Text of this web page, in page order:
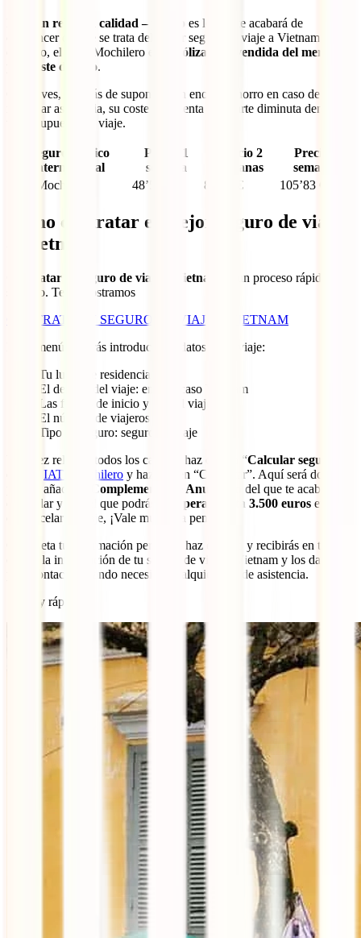
gran relación calidad – precio
es lo que te acabará de
convencer de que se trata del mejor seguro de viaje a Vietnam. No
en vano, el IATI Mochilero es l
a póliza más vendida del mercado
para este destino.
Como ves, además de suponerte un enorme ahorro en caso de
necesitar asistencia, su coste representa una parte diminuta dentro de
tu presupuesto de viaje.
Seguro médico
internacional
Precio 1
semana
Precio 2
semanas
Precio 3
semanas
IATI Mochilero
48’52 € 83’18 € 105’83 €
Cómo contratar el mejor seguro de viaje
a Vietnam
Contratar tu seguro de viaje a Vietnam
es un proceso rápido y
sencillo. Te lo mostramos
CONTRATA TU SEGURO DE VIAJE A VIETNAM
En el menú deberás introducir los datos de tu viaje:
Tu lugar de residencia
El destino del viaje: en este caso Vietnam
Las fechas de inicio y fin del viaje
El número de viajeros
Tipo de seguro: seguro de viaje
Una vez rellenes todos los campos haz clic en “Calcular seguro
IATI Mochilero y haz clic en “Contratar”. Aquí será donde
podrás añadir el
Complemento de Anulación
del que te acabamos
de hablar y con el que podrás
recuperar hasta 3.500 euros en caso
de cancelar el viaje, ¡Vale mucho la pena!
Completa tu información personal, haz el pago y recibirás en tu
correo la información de tu seguro de viaje a Vietnam y los datos
para contactar cuando necesites cualquier tipo de asistencia.
¡Fácil y rápido!